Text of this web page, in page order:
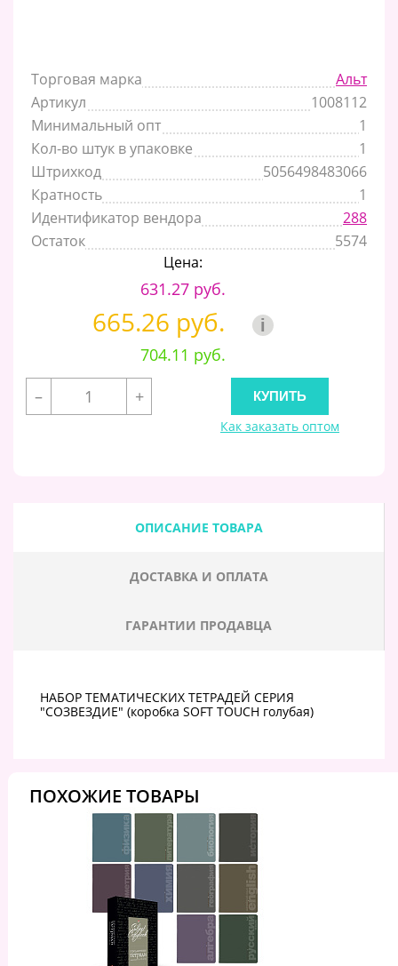
Торговая марка
Альт
Артикул
1008112
Минимальный опт
1
Кол-во штук в упаковке
1
Штрихкод
5056498483066
Кратность
1
Идентификатор вендора
288
Остаток
5574
Цена:
631.27 руб.
665.26 руб. i
704.11 руб.
–
+
Как заказать оптом
ОПИСАНИЕ ТОВАРА
ДОСТАВКА И ОПЛАТА
ГАРАНТИИ ПРОДАВЦА
НАБОР ТЕМАТИЧЕСКИХ ТЕТРАДЕЙ СЕРИЯ
"СОЗВЕЗДИЕ" (коробка SOFT TOUCH голубая)
ПОХОЖИЕ ТОВАРЫ